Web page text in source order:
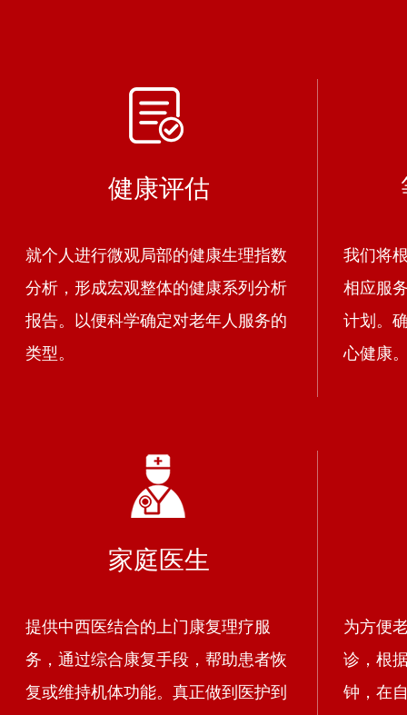
健康评估
就个人进行微观局部的健康生理指数
分析，形成宏观整体的健康系列分析
报告。以便科学确定对老年人服务的
类型。
我们将
相应服
计划。
心健康
家庭医生
提供中西医结合的上门康复理疗服
务，通过综合康复手段，帮助患者恢
复或维持机体功能。真正做到医护到
为方便
诊，根
钟，在